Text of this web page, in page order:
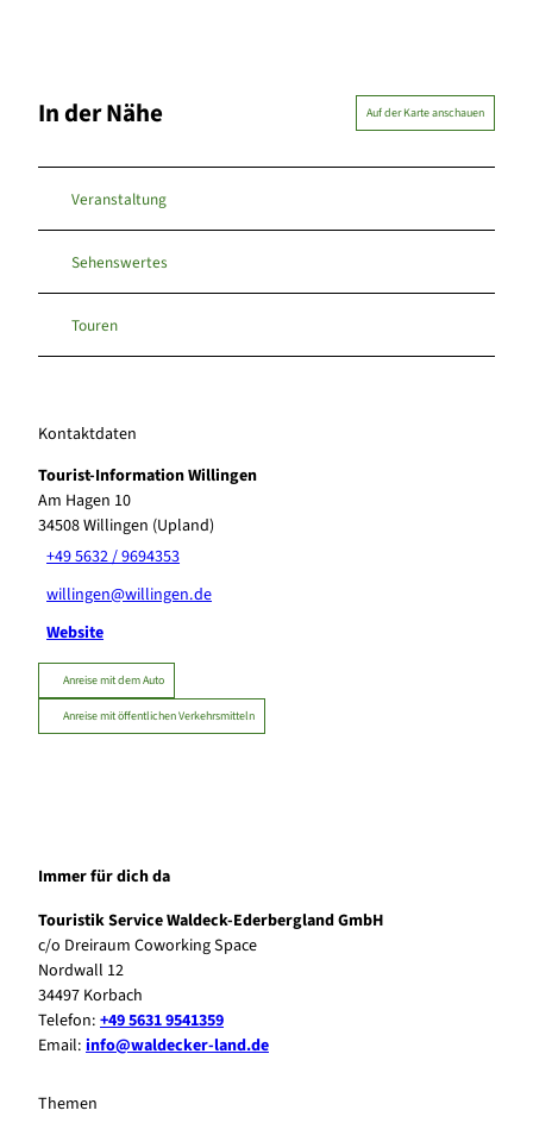
In der Nähe Auf der Karte anschauen
Veranstaltung
Sehenswertes
Touren
Kontaktdaten
Tourist-Information Willingen
Am Hagen 10
34508Willingen (Upland)
+49 5632 / 9694353
willingen@willingen.de
Website
Anreise mit dem Auto
Anreise mit öffentlichen Verkehrsmitteln
Immer für dich da
Touristik Service Waldeck-Ederbergland GmbH
c/o Dreiraum Coworking Space
Nordwall 12
34497 Korbach
Telefon: +49 5631 9541359
Email: info@waldecker-land.de
Themen